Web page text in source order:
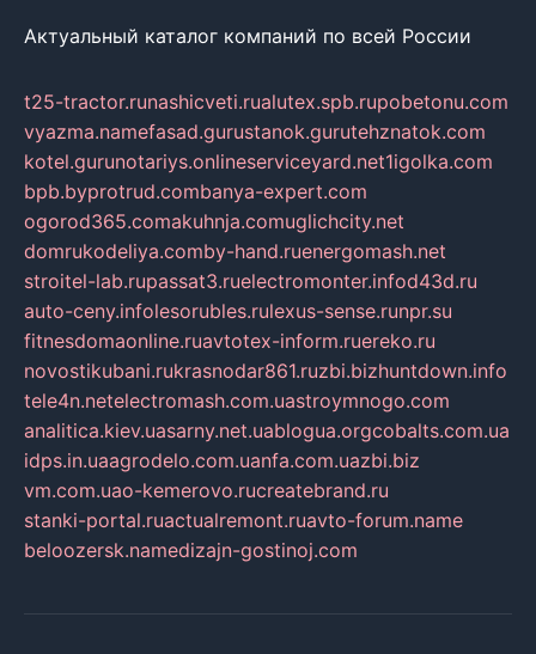
Актуальный каталог компаний по всей России
t25-tractor.runashicveti.rualutex.spb.rupobetonu.com
vyazma.namefasad.gurustanok.gurutehznatok.com
kotel.gurunotariys.onlineserviceyard.net1igolka.com
bpb.byprotrud.combanya-expert.com
ogorod365.comakuhnja.comuglichcity.net
domrukodeliya.comby-hand.ruenergomash.net
stroitel-lab.rupassat3.ruelectromonter.infod43d.ru
auto-ceny.infolesorubles.rulexus-sense.runpr.su
fitnesdomaonline.ruavtotex-inform.ruereko.ru
novostikubani.rukrasnodar861.ruzbi.bizhuntdown.info
tele4n.netelectromash.com.uastroymnogo.com
analitica.kiev.uasarny.net.uablogua.orgcobalts.com.ua
idps.in.uaagrodelo.com.uanfa.com.uazbi.biz
vm.com.uao-kemerovo.rucreatebrand.ru
stanki-portal.ruactualremont.ruavto-forum.name
beloozersk.namedizajn-gostinoj.com